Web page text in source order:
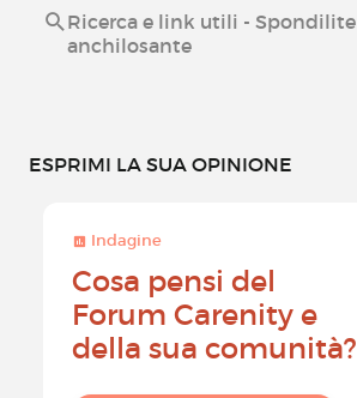
Ricerca e link utili - Spondilite
anchilosante
ESPRIMI LA SUA OPINIONE
Indagine
Cosa pensi del
Forum Carenity e
della sua comunità?